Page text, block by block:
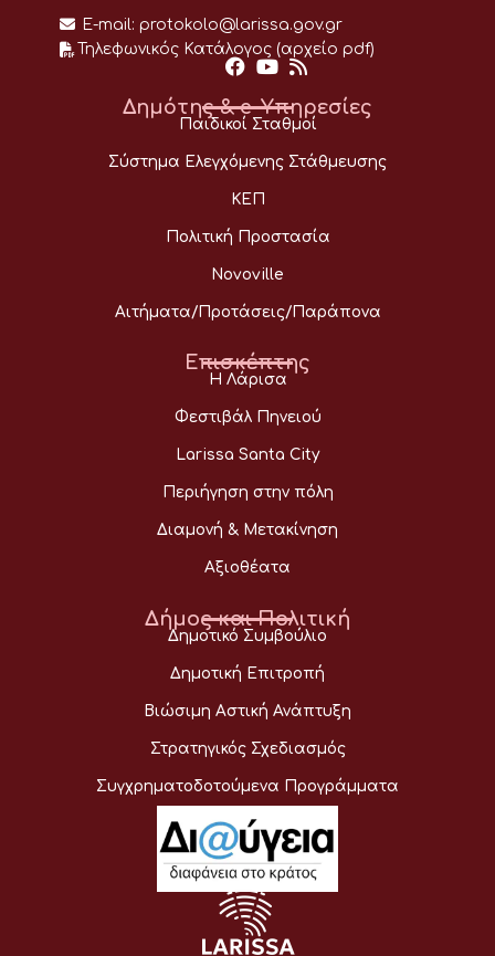
E-mail: protokolo@larissa.gov.gr
Τηλεφωνικός Κατάλογος (αρχείο pdf)
Δημότης & e-Υπηρεσίες
Παιδικοί Σταθμοί
Σύστημα Ελεγχόμενης Στάθμευσης
ΚΕΠ
Πολιτική Προστασία
Novoville
Αιτήματα/Προτάσεις/Παράπονα
Επισκέπτης
Η Λάρισα
Φεστιβάλ Πηνειού
Larissa Santa City
Περιήγηση στην πόλη
Διαμονή & Μετακίνηση
Αξιοθέατα
Δήμος και Πολιτική
Δημοτικό Συμβούλιο
Δημοτική Επιτροπή
Βιώσιμη Αστική Ανάπτυξη
Στρατηγικός Σχεδιασμός
Συγχρηματοδοτούμενα Προγράμματα